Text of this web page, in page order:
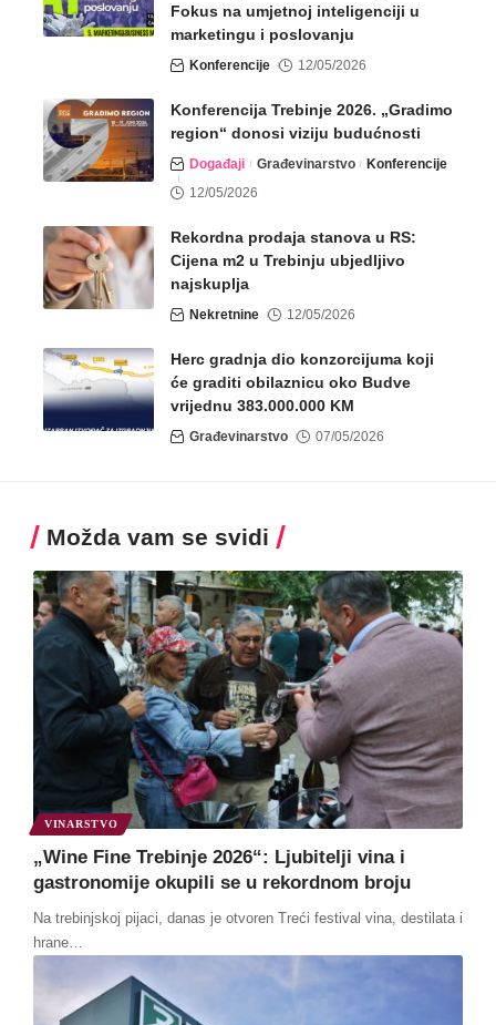
Fokus na umjetnoj inteligenciji u
marketingu i poslovanju
Konferencije 12/05/2026
Konferencija Trebinje 2026. „Gradimo
region“ donosi viziju budućnosti
Događaji Građevinarstvo
Konferencije
12/05/2026
Rekordna prodaja stanova u RS:
Cijena m2 u Trebinju ubjedljivo
najskuplja
Nekretnine 12/05/2026
Herc gradnja dio konzorcijuma koji
će graditi obilaznicu oko Budve
vrijednu 383.000.000 KM
Građevinarstvo 07/05/2026
Možda vam se svidi
VINARSTVO
„Wine Fine Trebinje 2026“: Ljubitelji vina i
gastronomije okupili se u rekordnom broju
Na trebinjskoj pijaci, danas je otvoren Treći festival vina, destilata i
hrane…